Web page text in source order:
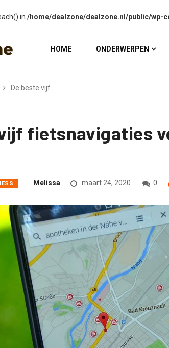
in /home/dealzone/dealzone.nl/public/wp-
HOME ONDERWERPEN
De beste vijf…
fietsnavigaties
Melissa maart 24, 2020 0